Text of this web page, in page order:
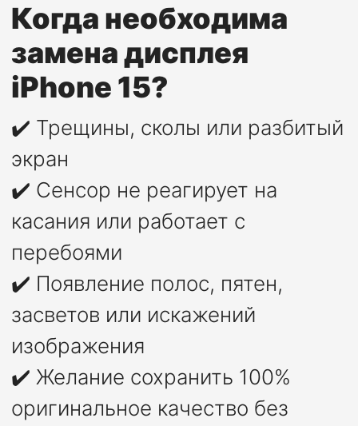
Когда необходима
замена дисплея
iPhone 15?
✔️ Трещины, сколы или разбитый
экран
✔️ Сенсор не реагирует на
касания или работает с
перебоями
✔️ Появление полос, пятен,
засветов или искажений
изображения
✔️ Желание сохранить 100%
оригинальное качество без